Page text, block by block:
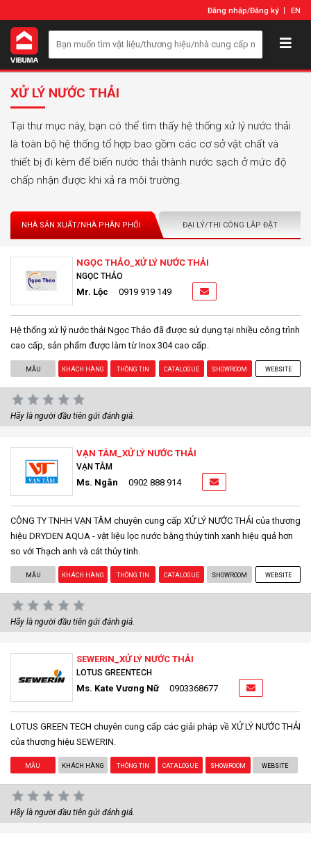
Đăng nhập/Đăng ký EN
XỬ LÝ NƯỚC THẢI
Tại thư mục này, bạn có thể tìm thấy hệ thống xử lý nước thải
là toàn bộ hệ thống tổ hợp bao gồm các cơ sở vật chất và
thiết bị đi kèm để biến nước thải thành nước sạch ở mức độ
chấp nhận được khi xả ra môi trường.
NHÀ SẢN XUẤT/NHÀ PHÂN PHỐI ĐẠI LÝ/THI CÔNG LẮP ĐẶT
NGỌC THẢO_XỬ LÝ NƯỚC THẢI
NGỌC THẢO
Mr. Lộc 0919 919 149
Hệ thống xử lý nước thải Ngọc Thảo đã được sử dụng tại nhiều công trình
cao cấp, sản phẩm được làm từ Inox 304 cao cấp.
MẪU KHÁCH HÀNG THÔNG TIN CATALOGUE SHOWROOM WEBSITE
Hãy là người đầu tiên gửi đánh giá.
VẠN TÂM_XỬ LÝ NƯỚC THẢI
VẠN TÂM
Ms. Ngân 0902 888 914
CÔNG TY TNHH VẠN TÂM chuyên cung cấp XỬ LÝ NƯỚC THẢI của thương
hiệu DRYDEN AQUA - vật liệu lọc nước bằng thủy tinh xanh hiệu quả hơn
so với Thạch anh và cát thủy tinh.
MẪU KHÁCH HÀNG THÔNG TIN CATALOGUE SHOWROOM WEBSITE
Hãy là người đầu tiên gửi đánh giá.
SEWERIN_XỬ LÝ NƯỚC THẢI
LOTUS GREENTECH
Ms. Kate Vương Nữ 0903368677
LOTUS GREEN TECH chuyên cung cấp các giải pháp về XỬ LÝ NƯỚC THẢI
của thương hiệu SEWERIN.
MẪU KHÁCH HÀNG THÔNG TIN CATALOGUE SHOWROOM WEBSITE
Hãy là người đầu tiên gửi đánh giá.